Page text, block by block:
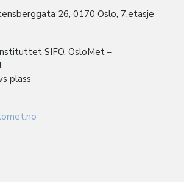
26, 0170 Oslo, 7.etasje
SIFO, OsloMet –
plass